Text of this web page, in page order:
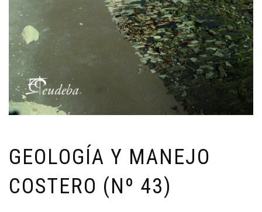
GEOLOGÍA Y MANEJO
COSTERO (Nº 43)